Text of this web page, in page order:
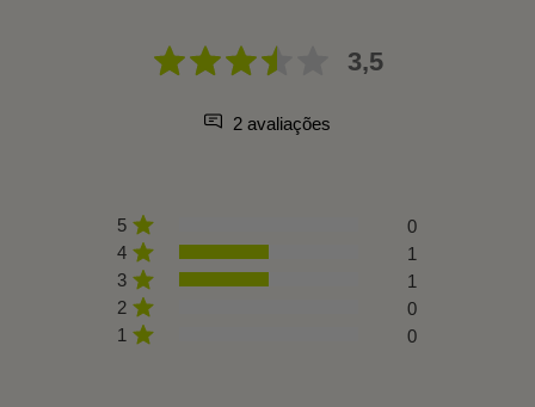
3,5
2 avaliações
5
0
4
1
3
1
2
0
1
0